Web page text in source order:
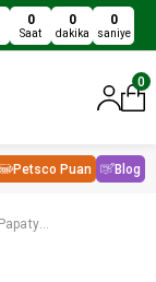
0
Saat
0
dakika
0
saniye
0
Petsco Puan Blog
Bioline Sakinleştirici Özelliğe Sahip Papatya Kokulu Bakım Şampuanı 1000 Ml